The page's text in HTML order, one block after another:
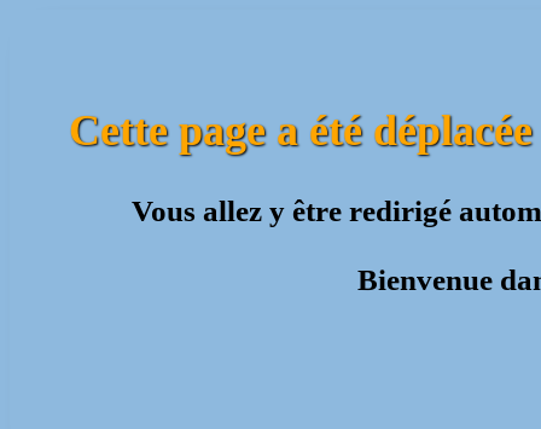
Cette page a été déplacée
Vous allez y être redirigé
Bienvenue